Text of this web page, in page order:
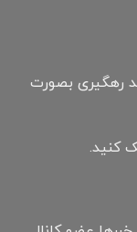
رهگیری بصورت
کنید.